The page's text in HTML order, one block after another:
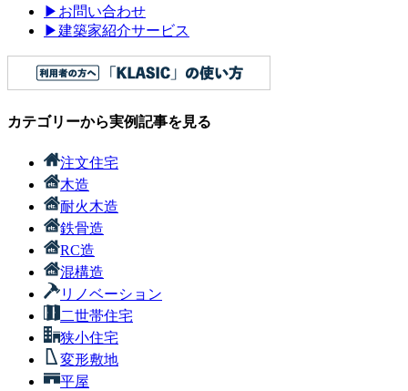
▶ お問い合わせ
▶建築家紹介サービス
カテゴリーから実例記事を見る
注文住宅
木造
耐火木造
鉄骨造
RC造
混構造
リノベーション
二世帯住宅
狭小住宅
変形敷地
平屋